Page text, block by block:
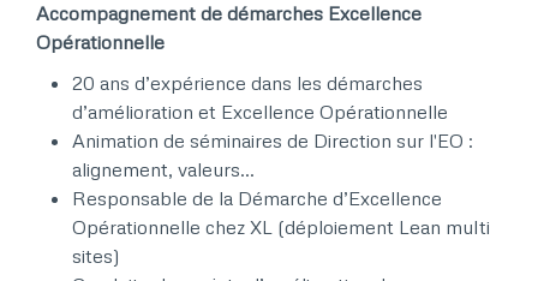
Accompagnement de démarches Excellence
Opérationnelle ​​
20 ans d’expérience dans les démarches
d’amélioration et Excellence Opérationnelle​​
Animation de séminaires de Direction sur l'EO :
alignement, valeurs...​​
Responsable de la Démarche d’Excellence
Opérationnelle chez XL (déploiement Lean multi
sites) ​​